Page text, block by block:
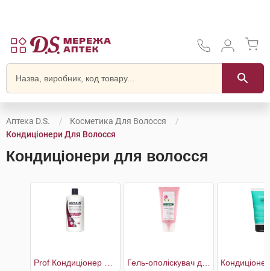
Аптека D.S.
Косметика Для Волосся
Кондиціонери Для Волосся
Кондиціонери для волосся